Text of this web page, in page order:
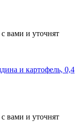
вами и уточнят
и картофель, 0,4
вами и уточнят